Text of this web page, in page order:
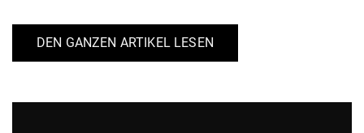
DEN GANZEN ARTIKEL LESEN